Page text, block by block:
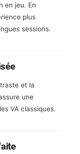
en jeu. En
plus
sessions.
et la
une
VA classiques.